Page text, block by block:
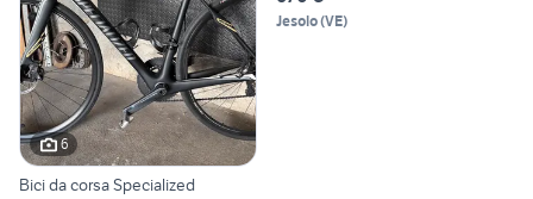
6
Bici da corsa Specialized
Jesolo(VE)